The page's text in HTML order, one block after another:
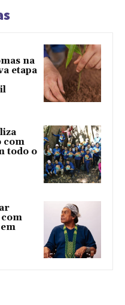
na
etapa
com
todo o
com